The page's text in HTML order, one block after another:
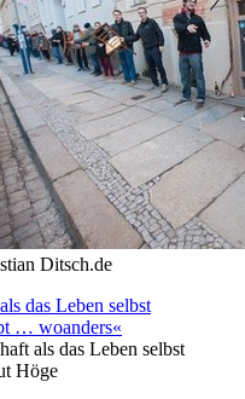
Ditsch.de
das Leben selbst
… woanders«
als das Leben selbst
Höge